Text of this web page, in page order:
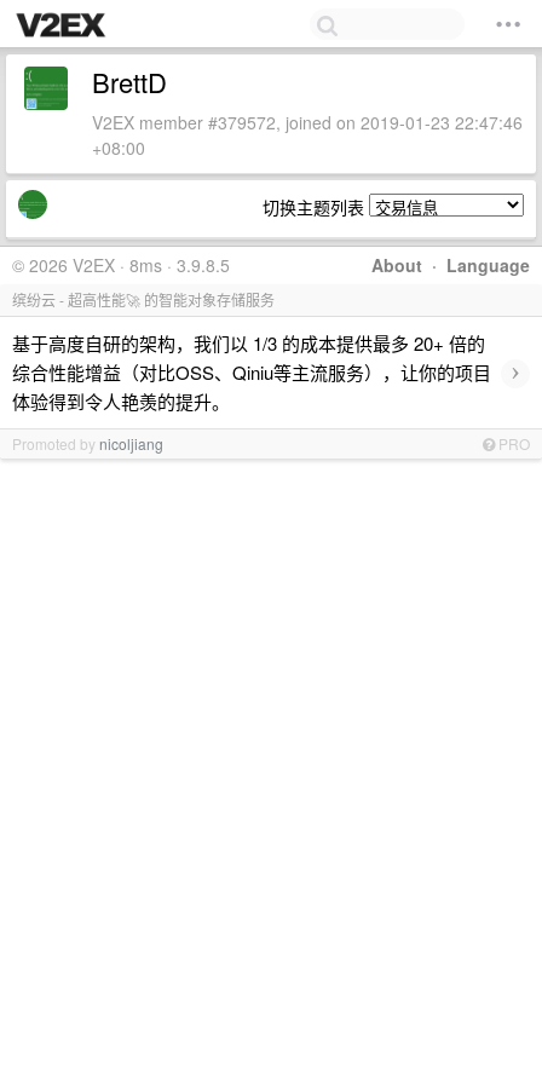
BrettD
V2EX member #379572, joined on 2019-01-23 22:47:46
+08:00
切换主题列表
About · Language
© 2026 V2EX · 8ms · 3.9.8.5
缤纷云 - 超高性能🚀 的智能对象存储服务
基于高度自研的架构，我们以 1/3 的成本提供最多 20+ 倍的
综合性能增益（对比OSS、Qiniu等主流服务），让你的项目
体验得到令人艳羡的提升。
›
Promoted by nicoljiang PRO